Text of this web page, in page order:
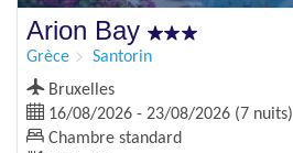
Arion Bay
Grèce
Santorin
Bruxelles
16/08/2026 - 23/08/2026 (7 nuits)
Chambre standard